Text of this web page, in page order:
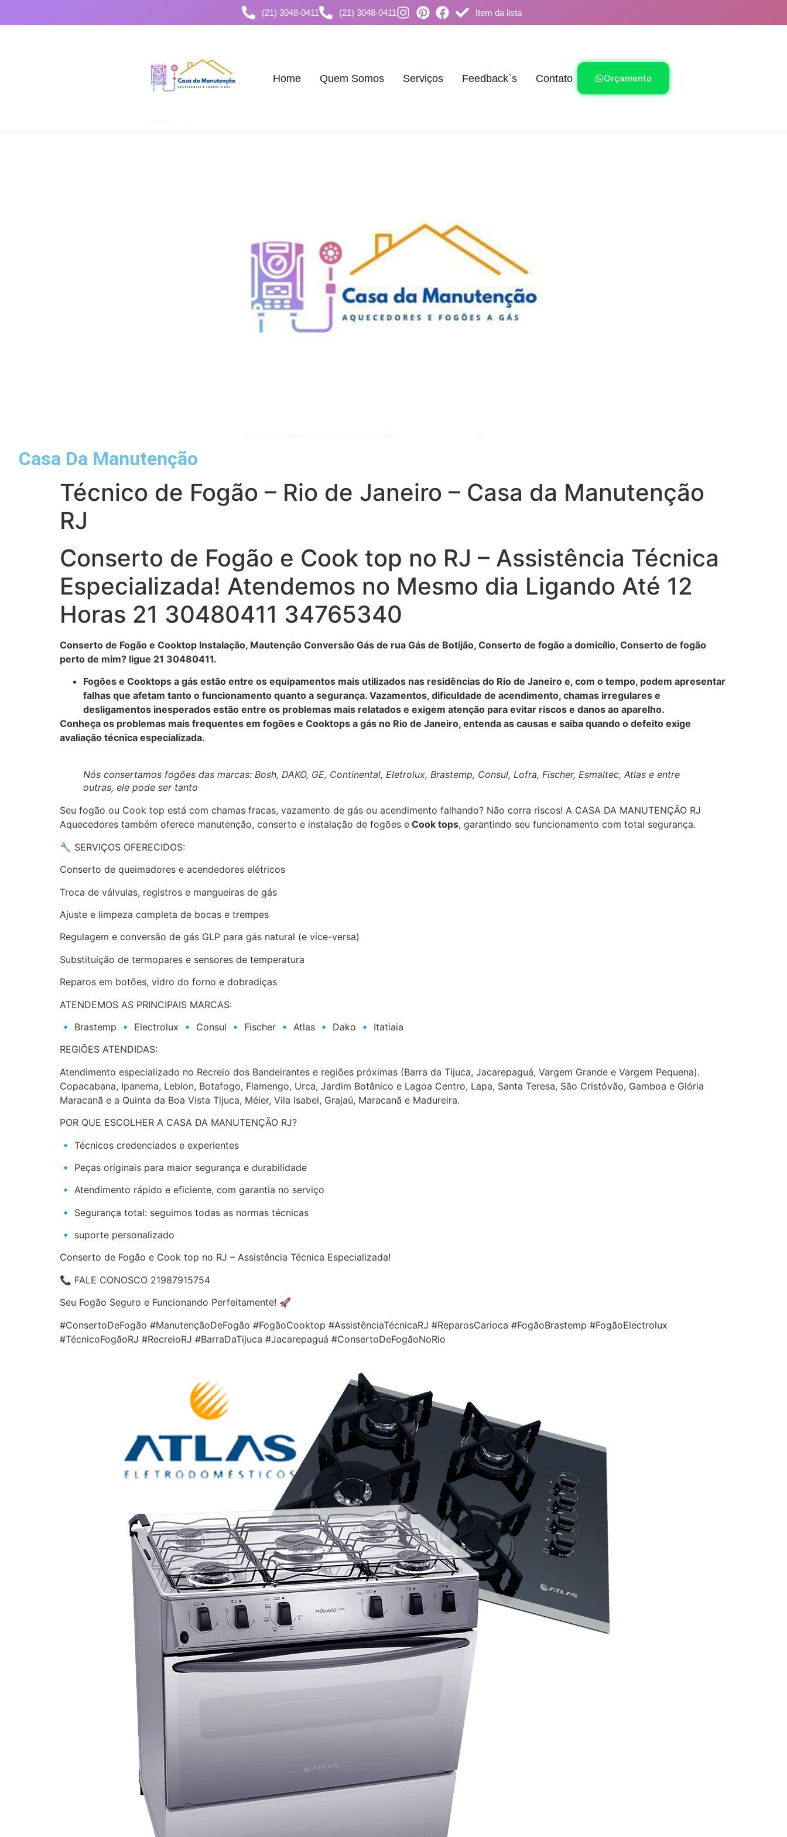
(21) 3048-0411 (21) 3048-0411 Item da lista
Home Quem Somos Serviços Feedback`s Contato Orçamento
Casa Da Manutenção
Técnico de Fogão – Rio de Janeiro – Casa da Manutenção
RJ
Conserto de Fogão e Cook top no RJ – Assistência Técnica
Especializada! Atendemos no Mesmo dia Ligando Até 12
Horas 21 30480411 34765340
Conserto de Fogão e Cooktop Instalação, Mautenção Conversão Gás de rua Gás de Botijão, Conserto de fogão a domicílio, Conserto de fogão
perto de mim? ligue 21 30480411.
Fogões e Cooktops a gás estão entre os equipamentos mais utilizados nas residências do Rio de Janeiro e, com o tempo, podem apresentar
falhas que afetam tanto o funcionamento quanto a segurança. Vazamentos, dificuldade de acendimento, chamas irregulares e
desligamentos inesperados estão entre os problemas mais relatados e exigem atenção para evitar riscos e danos ao aparelho.
Conheça os problemas mais frequentes em fogões e Cooktops a gás no Rio de Janeiro, entenda as causas e saiba quando o defeito exige
avaliação técnica especializada.
Nós consertamos fogões das marcas: Bosh, DAKO, GE, Continental, Eletrolux, Brastemp, Consul, Lofra, Fischer, Esmaltec, Atlas e entre
outras, ele pode ser tanto
Seu fogão ou Cook top está com chamas fracas, vazamento de gás ou acendimento falhando? Não corra riscos! A CASA DA MANUTENÇÃO RJ
Aquecedores também oferece manutenção, conserto e instalação de fogões e Cook tops, garantindo seu funcionamento com total segurança.
🔧 SERVIÇOS OFERECIDOS:
Conserto de queimadores e acendedores elétricos
Troca de válvulas, registros e mangueiras de gás
Ajuste e limpeza completa de bocas e trempes
Regulagem e conversão de gás GLP para gás natural (e vice-versa)
Substituição de termopares e sensores de temperatura
Reparos em botões, vidro do forno e dobradiças
ATENDEMOS AS PRINCIPAIS MARCAS:
🔹 Brastemp 🔹 Electrolux 🔹 Consul 🔹 Fischer 🔹 Atlas 🔹 Dako 🔹 Itatiaia
REGIÕES ATENDIDAS:
Atendimento especializado no Recreio dos Bandeirantes e regiões próximas (Barra da Tijuca, Jacarepaguá, Vargem Grande e Vargem Pequena).
Copacabana, Ipanema, Leblon, Botafogo, Flamengo, Urca, Jardim Botânico e Lagoa Centro, Lapa, Santa Teresa, São Cristóvão, Gamboa e Glória
Maracanã e a Quinta da Boa Vista Tijuca, Méier, Vila Isabel, Grajaú, Maracanã e Madureira.
POR QUE ESCOLHER A CASA DA MANUTENÇÃO RJ?
🔹 Técnicos credenciados e experientes
🔹 Peças originais para maior segurança e durabilidade
🔹 Atendimento rápido e eficiente, com garantia no serviço
🔹 Segurança total: seguimos todas as normas técnicas
🔹 suporte personalizado
Conserto de Fogão e Cook top no RJ – Assistência Técnica Especializada!
📞 FALE CONOSCO 21987915754
Seu Fogão Seguro e Funcionando Perfeitamente! 🚀
#ConsertoDeFogão #ManutençãoDeFogão #FogãoCooktop #AssistênciaTécnicaRJ #ReparosCarioca #FogãoBrastemp #FogãoElectrolux
#TécnicoFogãoRJ #RecreioRJ #BarraDaTijuca #Jacarepaguá #ConsertoDeFogãoNoRio